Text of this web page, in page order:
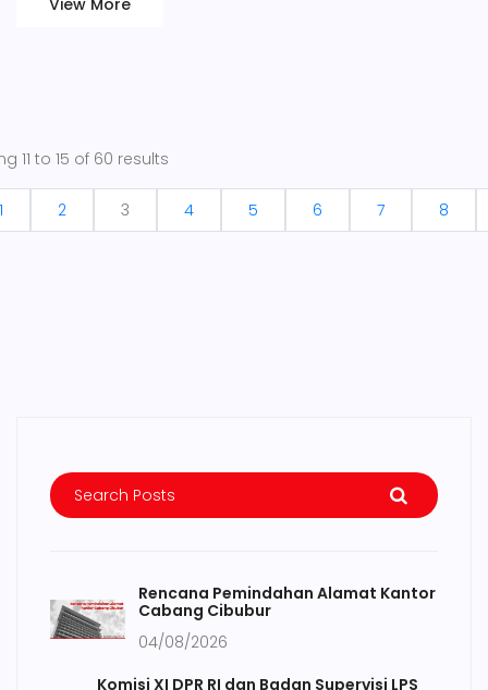
11 to 15 of 60 results
1 2 3 4 5 6 7 8
Rencana Pemindahan Alamat Kantor
Cabang Cibubur
04/08/2026
Komisi XI DPR RI dan Badan Supervisi LPS